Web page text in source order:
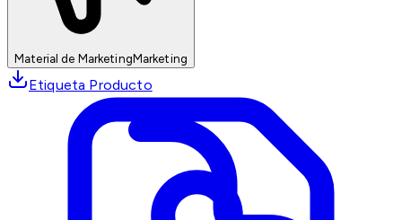
Material de MarketingMarketing
Etiqueta Producto